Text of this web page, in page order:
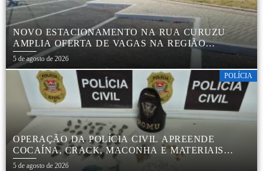
NOVO ESTACIONAMENTO NA RUA CURUZU
AMPLIA OFERTA DE VAGAS NA REGIÃO
CENTRAL
5 de agosto de 2026
POLÍCIA
OPERAÇÃO DA POLÍCIA CIVIL APREENDE
COCAÍNA, CRACK, MACONHA E MATERIAIS
PARA EMBALAR DROGAS EM BOTUCATU
5 de agosto de 2026